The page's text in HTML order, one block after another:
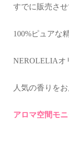
すでに販売させ
100%ピュアな
NEROLELIAオ
人気の香りを
アロマ空間モ